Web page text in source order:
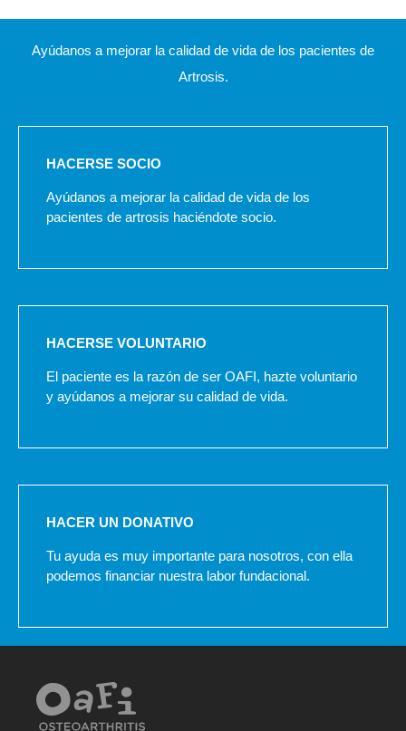
Ayúdanos a mejorar la calidad de vida de los pacientes de
Artrosis.
HACERSE SOCIO
Ayúdanos a mejorar la calidad de vida de los
pacientes de artrosis haciéndote socio.
HACERSE VOLUNTARIO
El paciente es la razón de ser OAFI, hazte voluntario
y ayúdanos a mejorar su calidad de vida.
HACER UN DONATIVO
Tu ayuda es muy importante para nosotros, con ella
podemos financiar nuestra labor fundacional.